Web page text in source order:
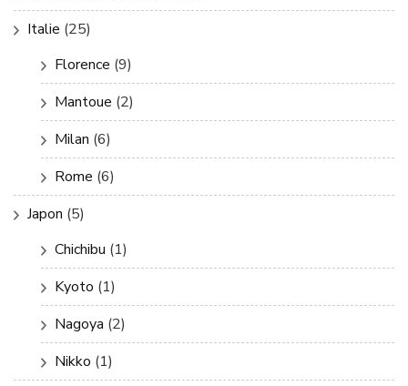
Italie (25)
Florence (9)
Mantoue (2)
Milan (6)
Rome (6)
Japon (5)
Chichibu (1)
Kyoto (1)
Nagoya (2)
Nikko (1)